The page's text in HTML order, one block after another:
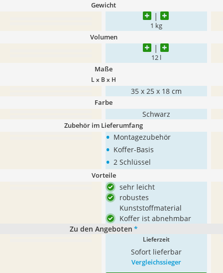
Gewicht
1 kg
Volumen
12 l
Maße
L x B x H
35 x 25 x 18 cm
Farbe
Schwarz
Zubehör im Lieferumfang
• Montagezubehör
• Koffer-Basis
• 2 Schlüssel
Vorteile
sehr leicht
robustes
Kunststoffmaterial
Koffer ist abnehmbar
Zu den Angeboten *
Lieferzeit
Sofort lieferbar
Vergleichssieger